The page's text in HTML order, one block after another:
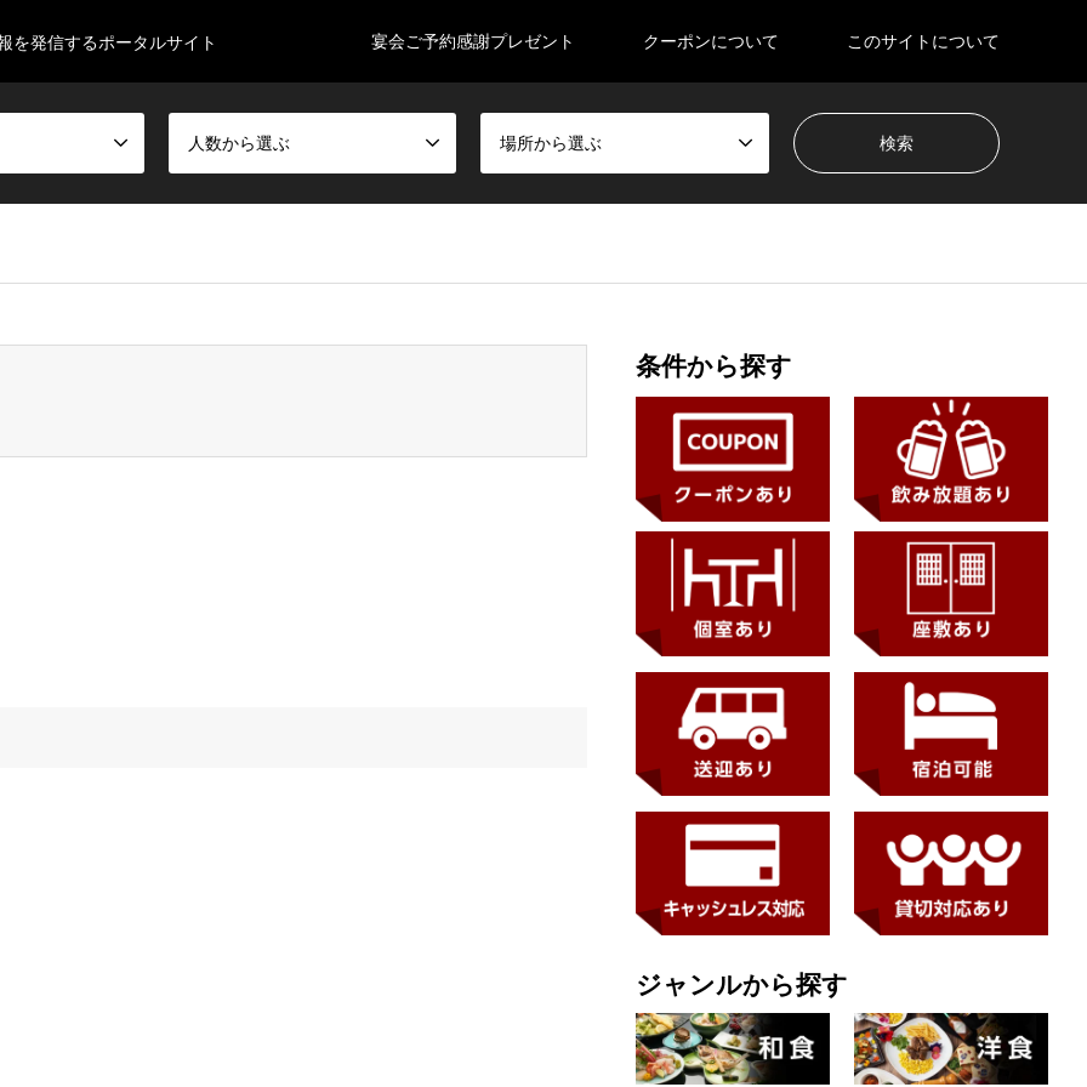
を発信するポータルサイト 宴会ご予約感謝プレゼント クーポンについて このサイトについて
人数から選ぶ 場所から選ぶ
条件から探す
ジャンルから探す